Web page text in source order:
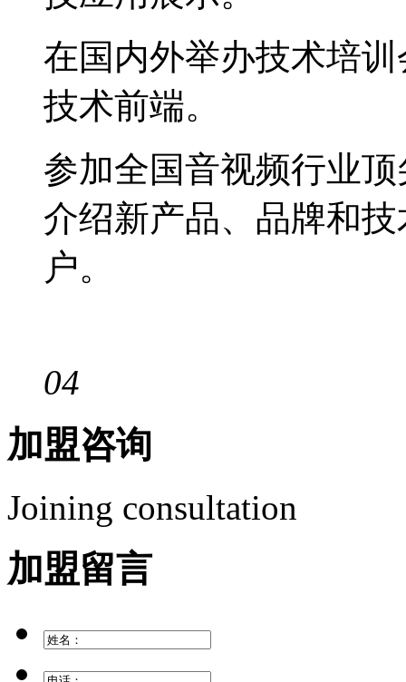
在国内外举办技术培
技术前端。
参加全国音视频行业
介绍新产品、品牌和
户。
04
加盟咨询
Joining consultation
加盟留言